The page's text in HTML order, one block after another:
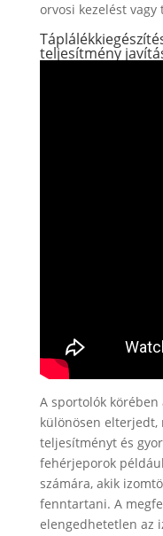
orvosi kezelést vagy
teljesítmény
A sportolók
különösen elterjedt,
teljesítményt és
fehérjeporok
számára, akik
fenntartani. A
elengedhetetlen az